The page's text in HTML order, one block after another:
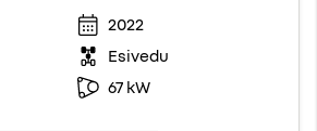
2022
Esivedu
67 kW